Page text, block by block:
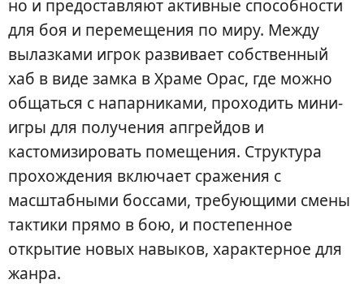
но и предоставляют активные способности
для боя и перемещения по миру. Между
вылазками игрок развивает собственный
хаб в виде замка в Храме Орас, где можно
общаться с напарниками, проходить мини-
игры для получения апгрейдов и
кастомизировать помещения. Структура
прохождения включает сражения с
масштабными боссами, требующими смены
тактики прямо в бою, и постепенное
открытие новых навыков, характерное для
жанра.